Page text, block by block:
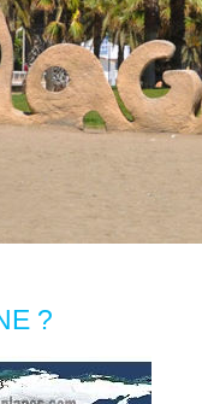
?